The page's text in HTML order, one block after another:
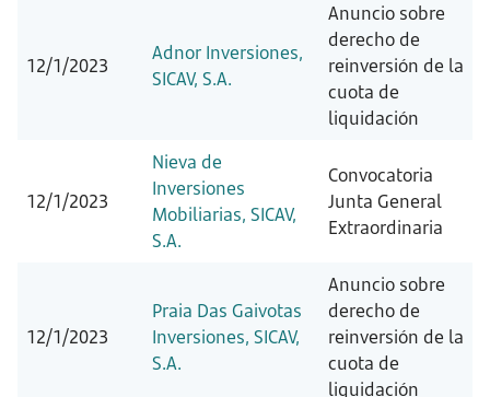
12/1/2023
Adnor Inversiones,
SICAV, S.A.
Anuncio sobre
derecho de
reinversión de la
cuota de
liquidación
12/1/2023
Nieva de
Inversiones
Mobiliarias, SICAV,
S.A.
Convocatoria
Junta General
Extraordinaria
12/1/2023
Praia Das Gaivotas
Inversiones, SICAV,
S.A.
Anuncio sobre
derecho de
reinversión de la
cuota de
liquidación